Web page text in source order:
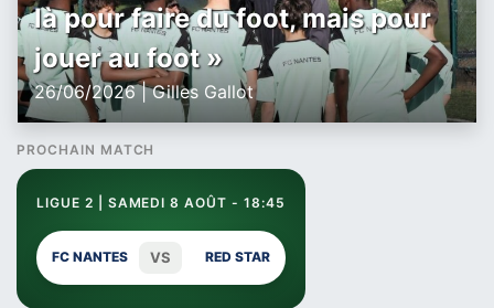
là pour faire du foot, mais pour
jouer au foot »
26/06/2026 | Gilles Gallot
PROCHAIN MATCH
LIGUE 2 | SAMEDI 8 AOÛT - 18:45
FC NANTES VS RED STAR